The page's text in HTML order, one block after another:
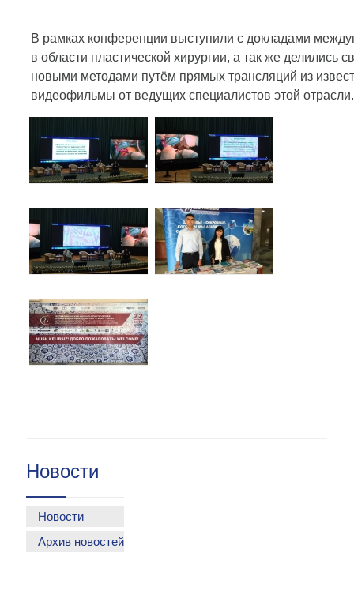
В рамках конференции выступили с докладами
в области пластической хирургии, а так же делились
новыми методами путём прямых трансляций из
видеофильмы от ведущих специалистов этой
Новости
Новости
Архив новостей